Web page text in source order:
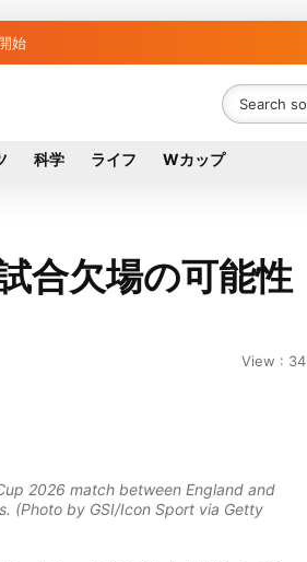
査開始
半数、最大は近畿産業信組
科学 ライフ Wカップ
合欠場の可能性
View : 34
2026 match between England and
(Photo by GSI/Icon Sport via Getty